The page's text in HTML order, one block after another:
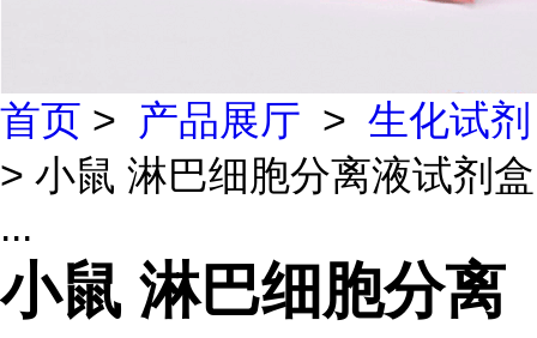
首页 > 产品展厅 > 生化试剂
> 小鼠 淋巴细胞分离液试剂盒
...
小鼠 淋巴细胞分离